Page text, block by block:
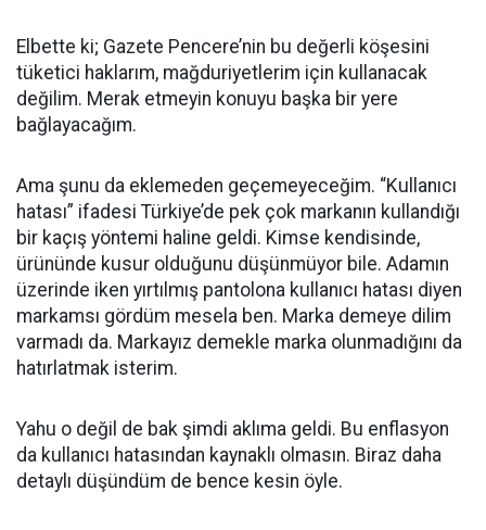
Elbette ki; Gazete Pencere’nin bu değerli köşesini
tüketici haklarım, mağduriyetlerim için kullanacak
değilim. Merak etmeyin konuyu başka bir yere
bağlayacağım.
Ama şunu da eklemeden geçemeyeceğim. “Kullanıcı
hatası” ifadesi Türkiye’de pek çok markanın kullandığı
bir kaçış yöntemi haline geldi. Kimse kendisinde,
ürününde kusur olduğunu düşünmüyor bile. Adamın
üzerinde iken yırtılmış pantolona kullanıcı hatası diyen
markamsı gördüm mesela ben. Marka demeye dilim
varmadı da. Markayız demekle marka olunmadığını da
hatırlatmak isterim.
Yahu o değil de bak şimdi aklıma geldi. Bu enflasyon
da kullanıcı hatasından kaynaklı olmasın. Biraz daha
detaylı düşündüm de bence kesin öyle.